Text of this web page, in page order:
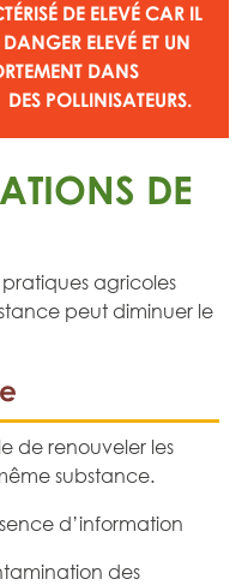
DE ELEVÉCAR IL
ELEVÉ ET UN
DANS
DES POLLINISATEURS.
DE
agricoles
peut diminuer le
de renouveler les
substance.
d’information
des